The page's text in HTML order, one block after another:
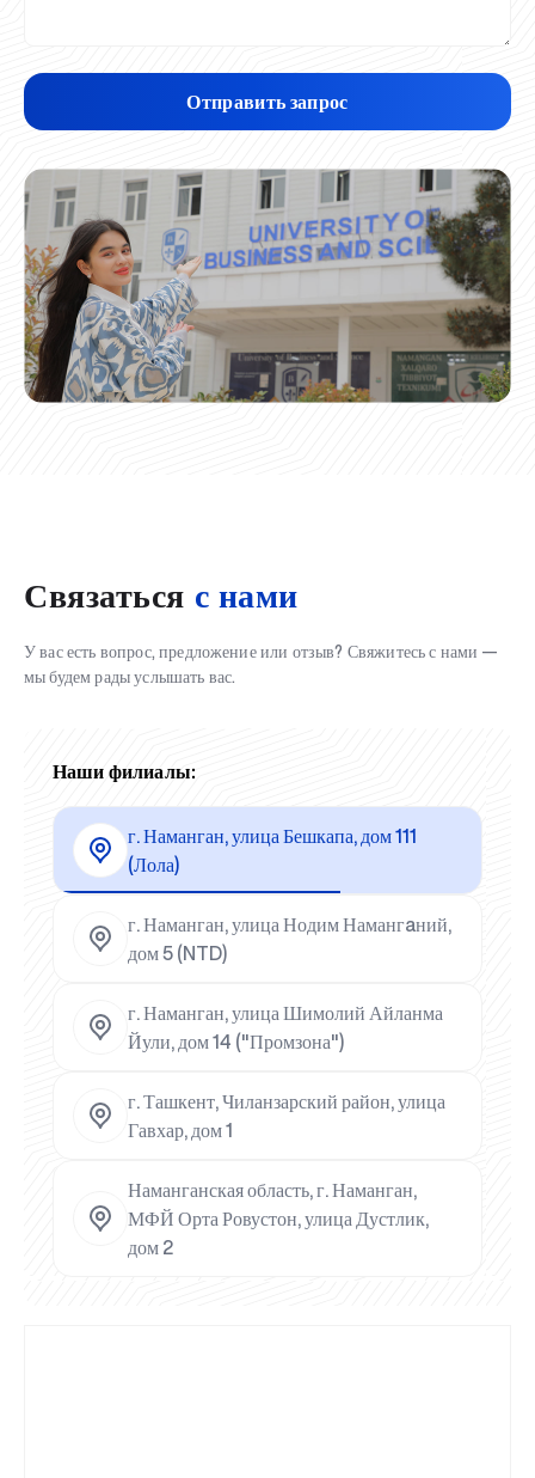
Отправить запрос
Связаться с нами
У вас есть вопрос, предложение или отзыв? Свяжитесь с нами —
мы будем рады услышать вас.
Наши филиалы:
г. Наманган, улица Бешкапа, дом 111
(Лола)
г. Наманган, улица Нодим Намангaний,
дом 5 (NTD)
г. Наманган, улица Шимолий Айланма
Йули, дом 14 ("Промзона")
г. Ташкент, Чиланзарский район, улица
Гавхар, дом 1
Наманганская область, г. Наманган,
МФЙ Орта Ровустон, улица Дустлик,
дом 2